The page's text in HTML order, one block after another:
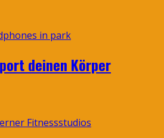
deinen Körper